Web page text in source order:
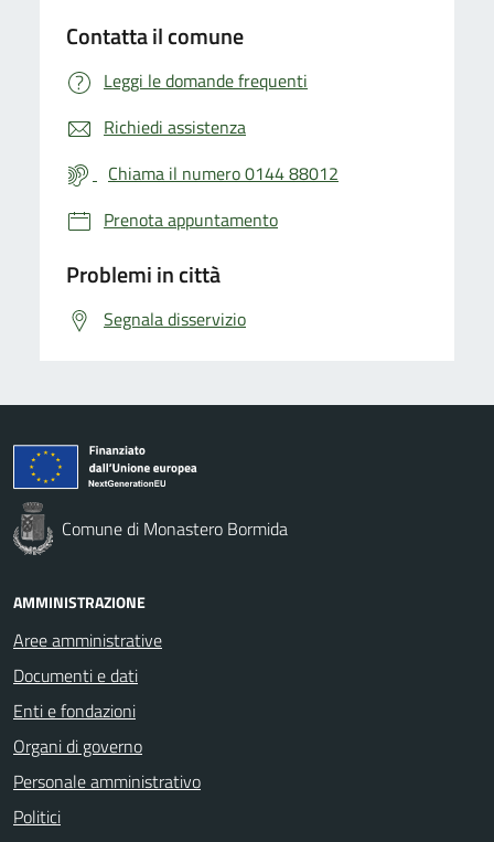
Contatta il comune
Leggi le domande frequenti
Richiedi assistenza
Chiama il numero 0144 88012
Prenota appuntamento
Problemi in città
Segnala disservizio
Comune di Monastero Bormida
AMMINISTRAZIONE
Aree amministrative
Documenti e dati
Enti e fondazioni
Organi di governo
Personale amministrativo
Politici